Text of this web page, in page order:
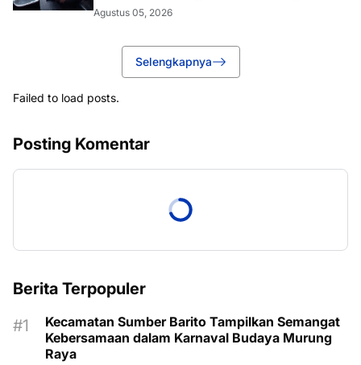
Agustus 05, 2026
Selengkapnya
Failed to load posts.
Posting Komentar
Berita Terpopuler
Kecamatan Sumber Barito Tampilkan Semangat
Kebersamaan dalam Karnaval Budaya Murung
Raya